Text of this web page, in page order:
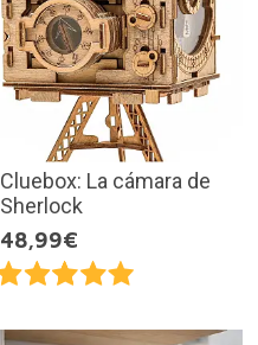
Cluebox: La cámara de
Sherlock
48,99€